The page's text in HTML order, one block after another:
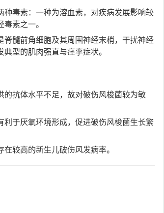
毒素：一种为溶血素，对疾病发展影响较
素之一。
髓前角细胞及其周围神经末梢，干扰神经
型的肌肉强直与痉挛症状。
抗体水平不足，故对破伤风梭菌较为敏
于厌氧环境形成，促进破伤风梭菌生长繁
较高的新生儿破伤风发病率。